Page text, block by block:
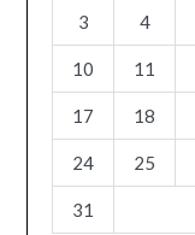
3 4
10 11
17 18
24 25
31